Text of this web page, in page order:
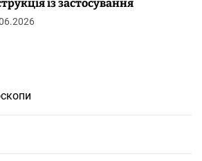
із застосування